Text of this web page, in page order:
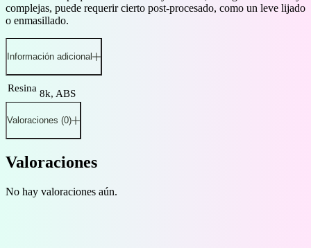
complejas, puede requerir cierto post-procesado, como un leve lijado
o enmasillado.
Información adicional
Resina 8k, ABS
Valoraciones (0)
Valoraciones
No hay valoraciones aún.